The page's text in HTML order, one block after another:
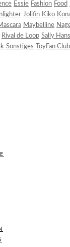
Essie Fashion Food
Jolifin Kiko
Maybelline
Rival de Loop Sally
Sonstiges ToyFan Club